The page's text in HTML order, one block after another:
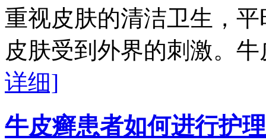
重视皮肤的清洁卫生，
皮肤受到外界的刺激。
详细]
牛皮癣患者如何进行护理